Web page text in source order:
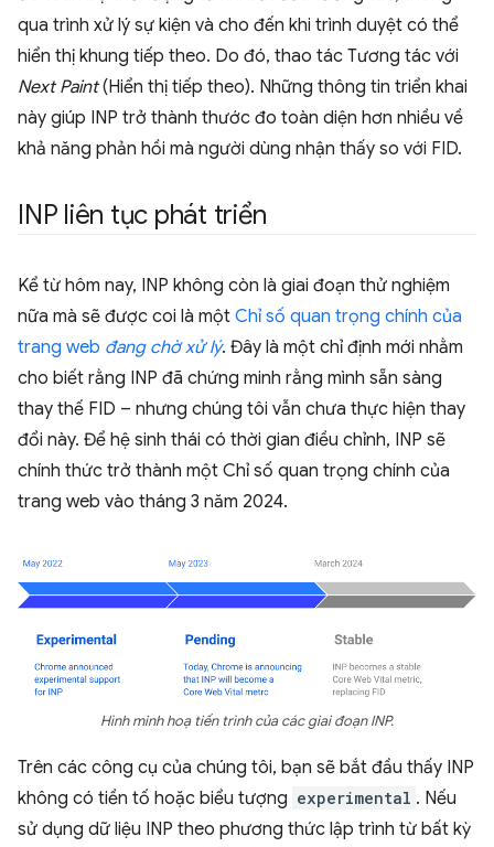
qua trình xử lý sự kiện và cho đến khi trình duyệt có thể
hiển thị khung tiếp theo. Do đó, thao tác Tương tác với
Next Paint(Hiển thị tiếp theo). Những thông tin triển khai
này giúp INP trở thành thước đo toàn diện hơn nhiều về
khả năng phản hồi mà người dùng nhận thấy so với FID.
INP liên tục phát triển
Kể từ hôm nay, INP không còn là giai đoạn thử nghiệm
nữa mà sẽ được coi là một Chỉ số quan trọng chính của
trang web đang chờ xử lý. Đây là một chỉ định mới nhằm
cho biết rằng INP đã chứng minh rằng mình sẵn sàng
thay thế FID – nhưng chúng tôi vẫn chưa thực hiện thay
đổi này. Để hệ sinh thái có thời gian điều chỉnh, INP sẽ
chính thức trở thành một Chỉ số quan trọng chính của
trang web vào tháng 3 năm 2024.
Hình minh hoạ tiến trình của các giai đoạn INP.
Trên các công cụ của chúng tôi, bạn sẽ bắt đầu thấy INP
không có tiền tố hoặc biểu tượng experimental . Nếu
sử dụng dữ liệu INP theo phương thức lập trình từ bất kỳ